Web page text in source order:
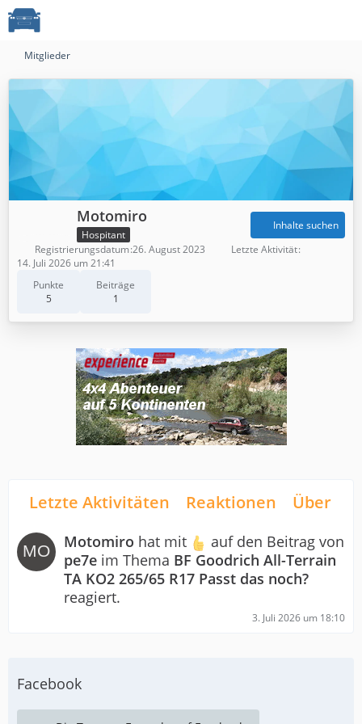
Mitglieder
Motomiro
Hospitant
Punkte
5
Beiträge
1
Inhalte suchen
Registrierungsdatum 26. August 2023
Letzte Aktivität
14. Juli 2026 um 21:41
Letzte Aktivitäten Reaktionen Über
Motomiro hat mit
auf den Beitrag von
pe7e im Thema BF Goodrich All-Terrain
TA KO2 265/65 R17 Passt das noch?
reagiert.
3. Juli 2026 um 18:10
Facebook